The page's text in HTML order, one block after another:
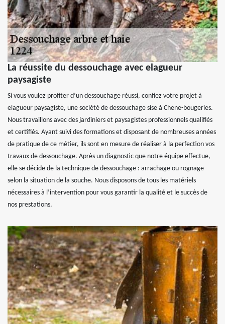
La réussite du dessouchage avec elagueur
paysagiste
Si vous voulez profiter d’un dessouchage réussi, confiez votre projet à
elagueur paysagiste, une société de dessouchage sise à Chene-bougeries.
Nous travaillons avec des jardiniers et paysagistes professionnels qualifiés
et certifiés. Ayant suivi des formations et disposant de nombreuses années
de pratique de ce métier, ils sont en mesure de réaliser à la perfection vos
travaux de dessouchage. Après un diagnostic que notre équipe effectue,
elle se décide de la technique de dessouchage : arrachage ou rognage
selon la situation de la souche. Nous disposons de tous les matériels
nécessaires à l’intervention pour vous garantir la qualité et le succès de
nos prestations.